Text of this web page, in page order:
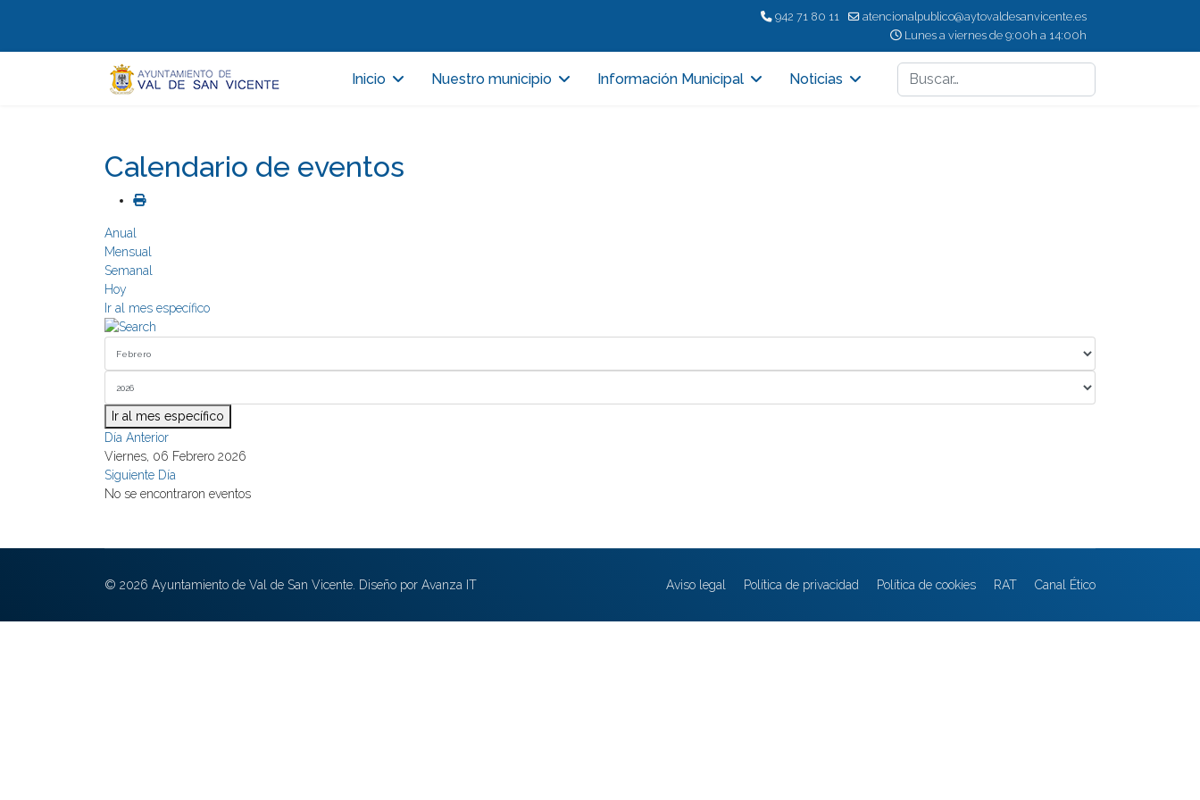
942 71 80 11
atencionalpublico@aytovaldesanvicente.es
Lunes a viernes de 9:00h a 14:00h
Inicio Nuestro municipio Información Municipal Noticias
Buscar
Calendario de eventos
Anual
Mensual
Semanal
Hoy
Ir al mes específico
Ir al mes específico
Día Anterior
Viernes, 06 Febrero 2026
Siguiente Día
No se encontraron eventos
© 2026 Ayuntamiento de Val de San Vicente. Diseño por Avanza IT Aviso legal Política de privacidad Política de cookies RAT Canal Ético